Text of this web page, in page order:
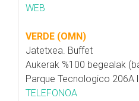
WEB
VERDE (OMN)
Jatetxea. Buffet
Aukerak %100 begealak
Parque Tecnologico 206A
TELEFONOA